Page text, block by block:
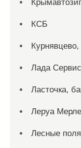
КСБ
Лада Сервис
Ласточка,
Леруа
Лесные